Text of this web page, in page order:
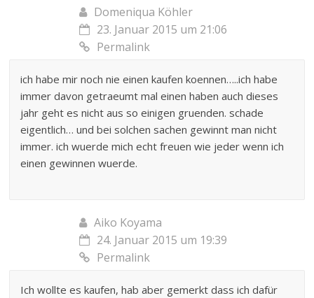
Domeniqua Köhler
23. Januar 2015 um 21:06
Permalink
ich habe mir noch nie einen kaufen koennen…..ich habe
immer davon getraeumt mal einen haben auch dieses
jahr geht es nicht aus so einigen gruenden. schade
eigentlich… und bei solchen sachen gewinnt man nicht
immer. ich wuerde mich echt freuen wie jeder wenn ich
einen gewinnen wuerde.
Aiko Koyama
24. Januar 2015 um 19:39
Permalink
Ich wollte es kaufen, hab aber gemerkt dass ich dafür